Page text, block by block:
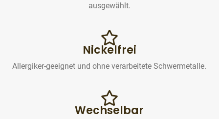
ausgewählt.
Nickelfrei
Allergiker-geeignet und ohne verarbeitete Schwermetalle.
Wechselbar